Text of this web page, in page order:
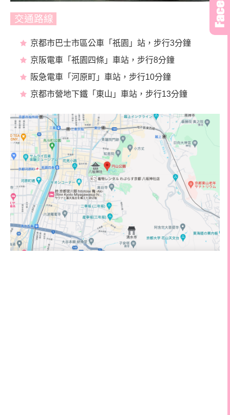
交通路線
京都市巴士市區公車「祇園」站，步行3分鐘
京阪電車「祇園四條」車站，步行8分鐘
阪急電車「河原町」車站，步行10分鐘
京都市營地下鐵「東山」車站，步行13分鐘